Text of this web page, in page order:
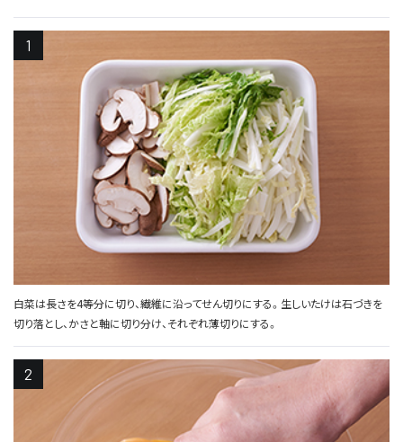
白菜は長さを4等分に切り、繊維に沿ってせん切りにする。生しいたけは石づきを
切り落とし、かさと軸に切り分け、それぞれ薄切りにする。